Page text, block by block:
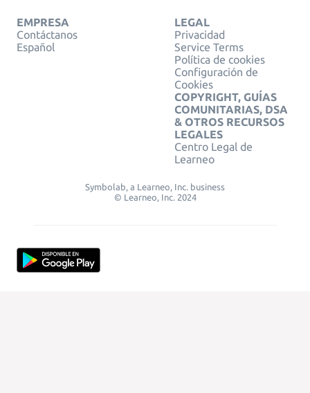
EMPRESA
Contáctanos
Español
LEGAL
Privacidad
Service Terms
Política de cookies
Configuración de
Cookies
COPYRIGHT, GUÍAS
COMUNITARIAS, DSA
& OTROS RECURSOS
LEGALES
Centro Legal de
Learneo
Symbolab, a Learneo, Inc. business
© Learneo, Inc. 2024